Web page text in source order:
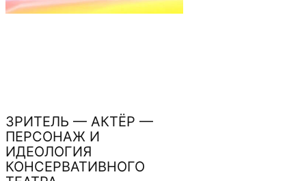
ЗРИТЕЛЬ — АКТЁР —
ПЕРСОНАЖ И
ИДЕОЛОГИЯ
КОНСЕРВАТИВНОГО